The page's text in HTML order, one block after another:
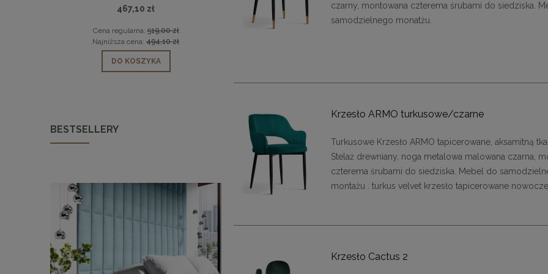
467,10 zł
Cena regularna:519,00 zł
Najniższa cena: 494,10 zł
DO KOSZYKA
989,11 zł
Cena regularna:
899,11 zł
BESTSELLERY
czarny, montowana czterema śrubami do siedziska.
samodzielnego monatżu.
Krzesło ARMO turkusowe/czarne
Turkusowe Krzesło ARMO tapicerowane, aksamitną
Stelaż drewniany, noga metalowa malowana czarna,
czterema śrubami do siedziska. Mebel do
montażu . turkus velvet krzesło tapicerowane
Krzesło Cactus 2